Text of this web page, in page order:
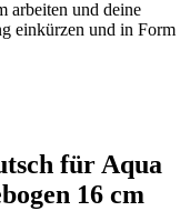
arbeiten und deine
einkürzen und in Form
für Aqua
16 cm